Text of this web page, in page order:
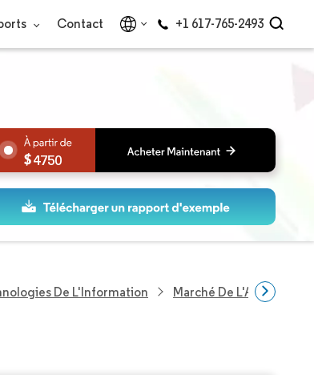
Contact +1 617-765-2493
4750
De L'Information Marché De L'Analytique